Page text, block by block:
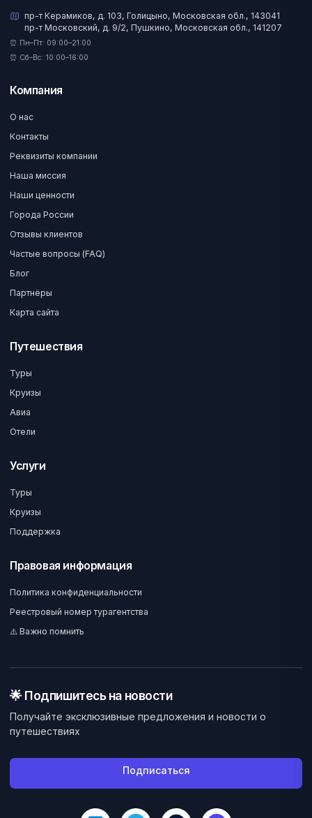
пр-т Керамиков, д. 103, Голицыно, Московская обл., 143041
пр-т Московский, д. 9/2, Пушкино, Московская обл., 141207
⏰ Пн–Пт: 09:00–21:00
⏰ Сб–Вс: 10:00–16:00
Компания
О нас
Контакты
Реквизиты компании
Наша миссия
Наши ценности
Города России
Отзывы клиентов
Частые вопросы (FAQ)
Блог
Партнёры
Карта сайта
Путешествия
Туры
Круизы
Авиа
Отели
Услуги
Туры
Круизы
Поддержка
Правовая информация
Политика конфиденциальности
Реестровый номер турагентства
⚠️ Важно помнить
🌟 Подпишитесь на новости
Получайте эксклюзивные предложения и новости о
путешествиях
Подписаться